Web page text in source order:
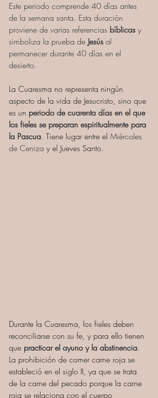
Este periodo comprende 40 días antes
de la semana santa. Esta duración
proviene de varias referencias bíblicas y
simboliza la prueba de Jesús al
permanecer durante 40 días en el
desierto.
La Cuaresma no representa ningún
aspecto de la vida de Jesucristo, sino que
es un periodo de cuarenta días en el que
los fieles se preparan espiritualmente para
la Pascua. Tiene lugar entre el Miércoles
de Ceniza y el Jueves Santo.
Durante la Cuaresma, los fieles deben
reconciliarse con su fe, y para ello tienen
que practicar el ayuno y la abstinencia.
La prohibición de comer carne roja se
estableció en el siglo II, ya que se trata
de la carne del pecado porque la carne
roja se relaciona con el cuerpo